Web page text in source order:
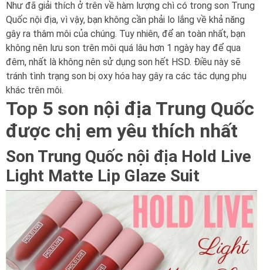
Như đã giải thích ở trên về hàm lượng chì có trong son Trung
Quốc nội địa, vì vậy, bạn không cần phải lo lắng về khả năng
gây ra thâm môi của chúng. Tuy nhiên, để an toàn nhất, bạn
không nên lưu son trên môi quá lâu hơn 1 ngày hay để qua
đêm, nhất là không nên sử dụng son hết HSD. Điều này sẽ
tránh tình trạng son bị oxy hóa hay gây ra các tác dụng phụ
khác trên môi.
Top 5 son nội địa Trung Quốc
được chị em yêu thích nhất
Son Trung Quốc nội địa Hold Live
Light Matte Lip Glaze Suit